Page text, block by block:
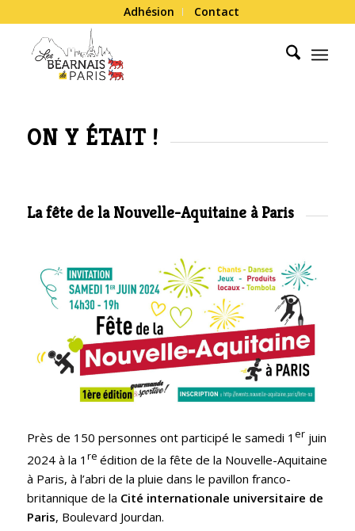
Adhésion Contact
ON Y ÉTAIT !
La fête de la Nouvelle-Aquitaine à Paris
Près de 150 personnes ont participé le samedi 1 erjuin
2024 à la 1 re édition de la fête de la Nouvelle-Aquitaine
à Paris, à l’abri de la pluie dans le pavillon franco-
britannique de la Cité internationale universitaire de
Paris, Boulevard Jourdan.